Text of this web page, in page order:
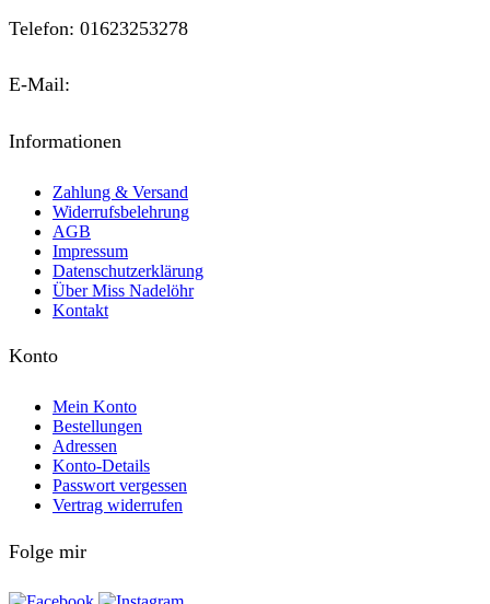
Telefon: 01623253278
E-Mail:
Informationen
Zahlung & Versand
Widerrufsbelehrung
AGB
Impressum
Datenschutzerklärung
Über Miss Nadelöhr
Kontakt
Konto
Mein Konto
Bestellungen
Adressen
Konto-Details
Passwort vergessen
Vertrag widerrufen
Folge mir